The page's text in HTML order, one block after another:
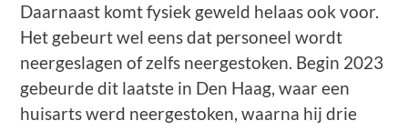
Daarnaast komt fysiek geweld helaas ook voor.
Het gebeurt wel eens dat personeel wordt
neergeslagen of zelfs neergestoken. Begin 2023
gebeurde dit laatste in Den Haag, waar een
huisarts werd neergestoken, waarna hij drie